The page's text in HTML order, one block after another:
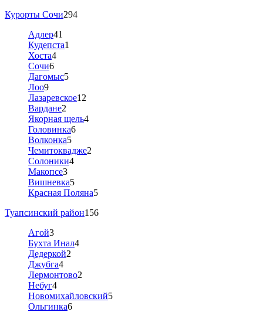
Курорты Сочи294
Адлер41
Кудепста1
Хоста4
Сочи6
Дагомыс5
Лоо9
Лазаревское12
Вардане2
Якорная щель4
Головинка6
Волконка5
Чемитоквадже2
Солоники4
Макопсе3
Вишневка5
Красная Поляна5
Туапсинский район156
Агой3
Бухта Инал4
Дедеркой2
Джубга4
Лермонтово2
Небуг4
Новомихайловский5
Ольгинка6